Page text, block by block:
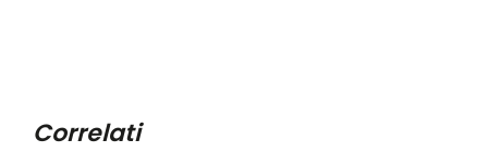
Correlati